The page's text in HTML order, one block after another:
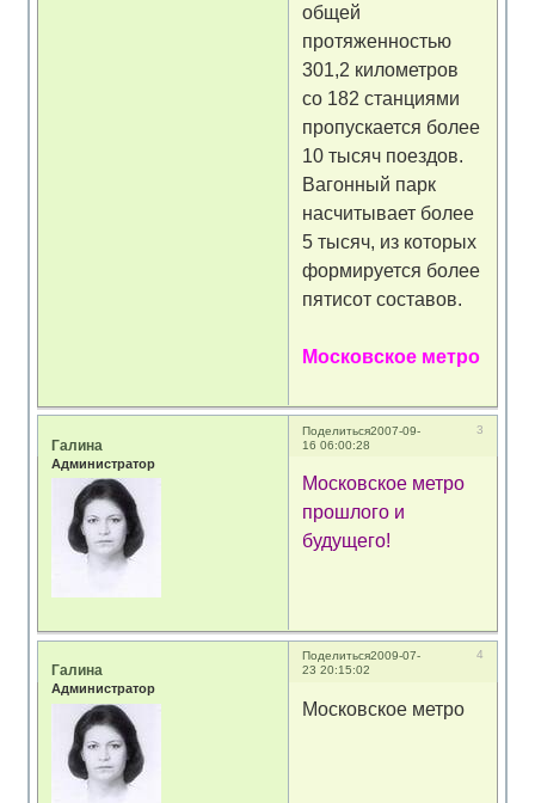
общей
протяженностью
301,2 километров
со 182 станциями
пропускается более
10 тысяч поездов.
Вагонный парк
насчитывает более
5 тысяч, из которых
формируется более
пятисот составов.
Московское метро
Поделиться 3
2007-09-
16 06:00:28
Галина
Администратор
Московское метро
прошлого и
будущего!
Поделиться 4
2009-07-
23 20:15:02
Галина
Администратор
Московское метро